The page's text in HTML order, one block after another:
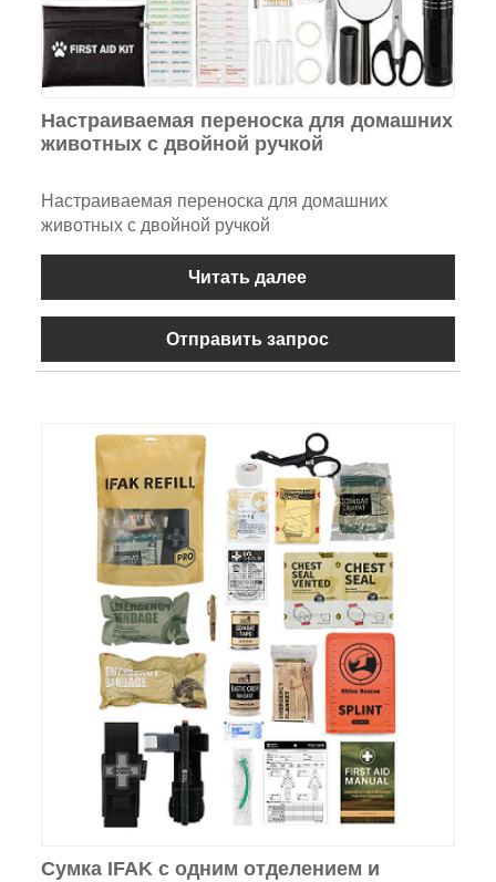
Настраиваемая переноска для домашних
животных с двойной ручкой
Настраиваемая переноска для домашних
животных с двойной ручкой
Читать далее
Отправить запрос
Сумка IFAK с одним отделением и